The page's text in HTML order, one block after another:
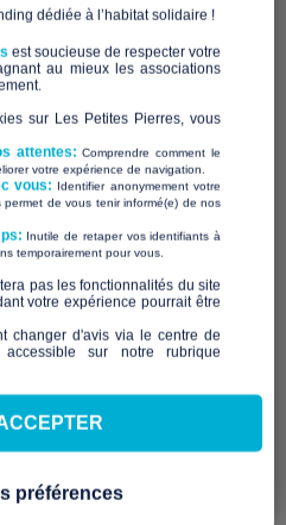
administrative,
lien social
POUR
dédiée à l’habitat solidaire !
est soucieuse de respecter votre
au mieux les associations
sur Les Petites Pierres, vous
attentes:Comprendre comment le
votre expérience de navigation.
vous: Identifier anonymement votre
de vous tenir informé(e) de nos
Inutile de retaper vos identifiants à
temporairement pour vous.
pas les fonctionnalités du site
votre expérience pourrait être
changer d'avis via le centre de
sur notre rubrique
préférences